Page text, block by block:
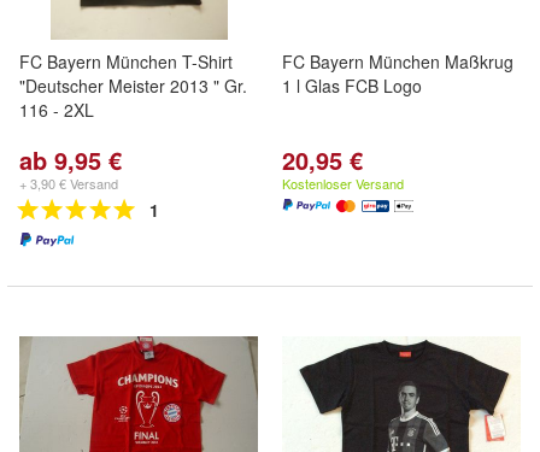
FC Bayern München T-Shirt
"Deutscher Meister 2013 " Gr.
116 - 2XL
ab 9,95 €
+ 3,90 € Versand
1
FC Bayern München Maßkrug
1 l Glas FCB Logo
20,95 €
Kostenloser Versand